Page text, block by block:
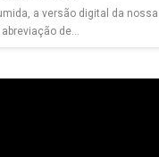
a versão digital da
de...